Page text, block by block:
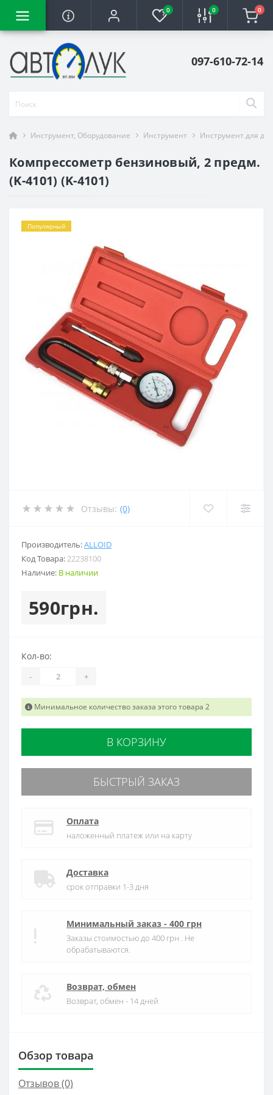
0 0 0
097-610-72-14
Инструмент, Оборудование Инструмент Инструмент для
Компрессометр бензиновый, 2 предм.
(K-4101) (K-4101)
Популярный
Отзывы: (0)
Производитель:ALLOID
Код Товара:22238100
Наличие: В наличии
590грн.
Кол-во:
- +
Минимальное количество заказа этого товара 2
В КОРЗИНУ
БЫСТРЫЙ ЗАКАЗ
Оплата
наложенный платеж или на карту
Доставка
срок отправки 1-3 дня
Минимальный заказ - 400 грн
Заказы стоимостью до 400 грн . Не
обрабатываются.
Возврат, обмен
Возврат, обмен - 14 дней
Обзор товара
Отзывов (0)